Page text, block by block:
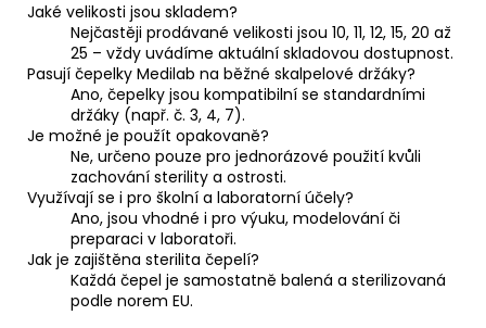
Jaké velikosti jsou skladem?
Nejčastěji prodávané velikosti jsou 10, 11, 12, 15, 20 až
25 – vždy uvádíme aktuální skladovou dostupnost.
Pasují čepelky Medilab na běžné skalpelové držáky?
Ano, čepelky jsou kompatibilní se standardními
držáky (např. č. 3, 4, 7).
Je možné je použít opakovaně?
Ne, určeno pouze pro jednorázové použití kvůli
zachování sterility a ostrosti.
Využívají se i pro školní a laboratorní účely?
Ano, jsou vhodné i pro výuku, modelování či
preparaci v laboratoři.
Jak je zajištěna sterilita čepelí?
Každá čepel je samostatně balená a sterilizovaná
podle norem EU.